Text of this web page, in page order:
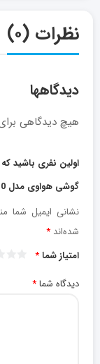
نظرات (۰)
دیدگاهها
هیچ دیدگاهی
اولین نفری باشید
گوشی هواوی مدل P10”
نشانی ایمیل شما
شده‌اند *
امتیاز شما*
دیدگاه شما*